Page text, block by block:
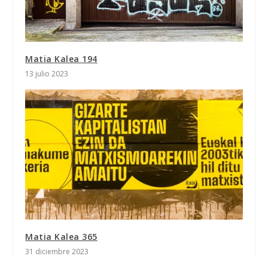
Matia Kalea 194
13 julio 2023
Matia Kalea 365
31 diciembre 2023